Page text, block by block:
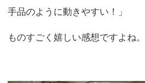
手品のように動きやすい！」
ものすごく嬉しい感想ですよね。